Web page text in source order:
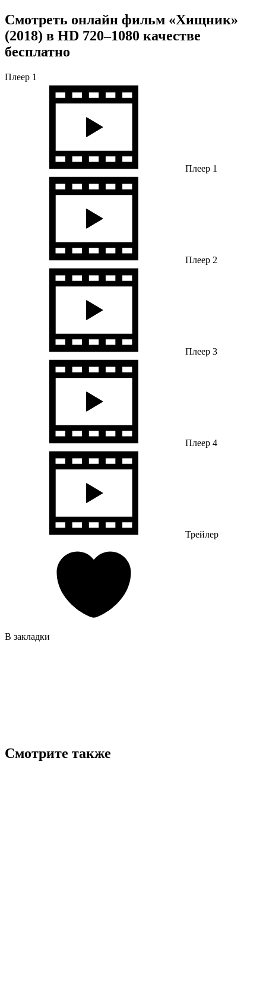
Смотреть онлайн фильм «Хищник»
(2018) в HD 720–1080 качестве
бесплатно
Плеер 1
Плеер 1
Плеер 2
Плеер 3
Плеер 4
Трейлер
В закладки
Смотрите также